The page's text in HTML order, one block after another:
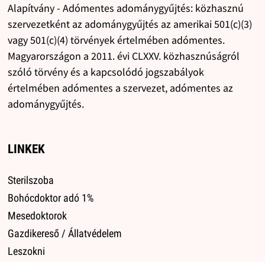
Alapítvány - Adómentes adománygyűjtés: közhasznú
szervezetként az adománygyűjtés az amerikai 501(c)(3)
vagy 501(c)(4) törvények értelmében adómentes.
Magyarországon a 2011. évi CLXXV. közhasznúságról
szóló törvény és a kapcsolódó jogszabályok
értelmében adómentes a szervezet, adómentes az
adománygyűjtés.
LINKEK
Sterilszoba
Bohócdoktor adó 1%
Mesedoktorok
Gazdikereső / Állatvédelem
Leszokni